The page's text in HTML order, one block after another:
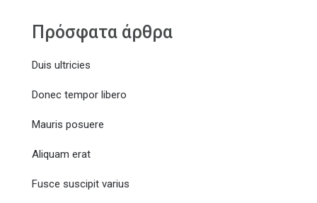
η
ι
:
Πρόσφατα άρθρα
Duis ultricies
Donec tempor libero
Mauris posuere
Aliquam erat
Fusce suscipit varius